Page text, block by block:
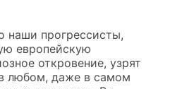
наши прогрессисты,
европейскую
откровение, узрят
любом, даже в самом